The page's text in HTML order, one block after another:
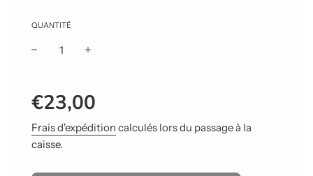
QUANTITÉ
réduit
régulier
€23,00
Frais d'expédition calculés lors du passage à la
caisse.